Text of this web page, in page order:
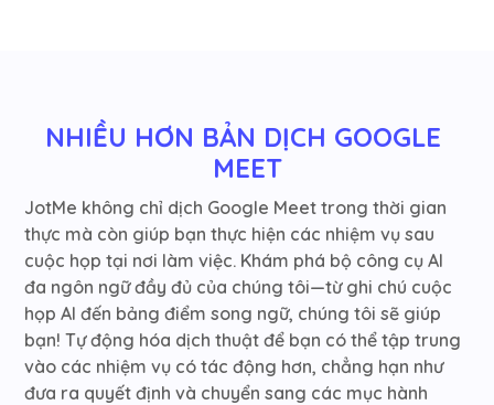
NHIỀU HƠN BẢN DỊCH GOOGLE
MEET
JotMe không chỉ dịch Google Meet trong thời gian
thực mà còn giúp bạn thực hiện các nhiệm vụ sau
cuộc họp tại nơi làm việc. Khám phá bộ công cụ AI
đa ngôn ngữ đầy đủ của chúng tôi—từ ghi chú cuộc
họp AI đến bảng điểm song ngữ, chúng tôi sẽ giúp
bạn! Tự động hóa dịch thuật để bạn có thể tập trung
vào các nhiệm vụ có tác động hơn, chẳng hạn như
đưa ra quyết định và chuyển sang các mục hành